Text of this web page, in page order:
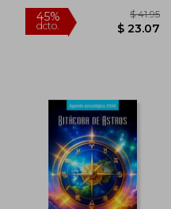
$ 35.15